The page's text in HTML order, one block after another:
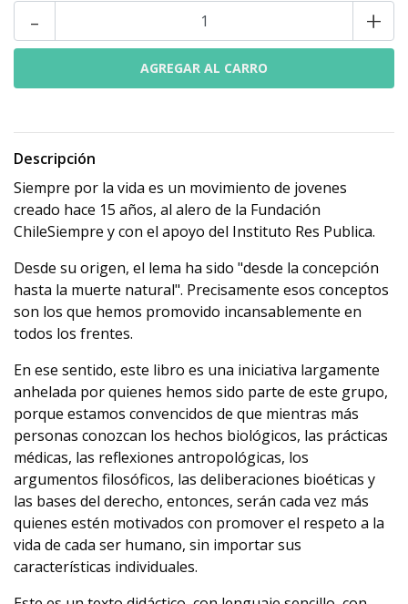
- +
Descripción
Siempre por la vida es un movimiento de jovenes
creado hace 15 años, al alero de la Fundación
ChileSiempre y con el apoyo del Instituto Res Publica.
Desde su origen, el lema ha sido "desde la concepción
hasta la muerte natural". Precisamente esos conceptos
son los que hemos promovido incansablemente en
todos los frentes.
En ese sentido, este libro es una iniciativa largamente
anhelada por quienes hemos sido parte de este grupo,
porque estamos convencidos de que mientras más
personas conozcan los hechos biológicos, las prácticas
médicas, las reflexiones antropológicas, los
argumentos filosóficos, las deliberaciones bioéticas y
las bases del derecho, entonces, serán cada vez más
quienes estén motivados con promover el respeto a la
vida de cada ser humano, sin importar sus
características individuales.